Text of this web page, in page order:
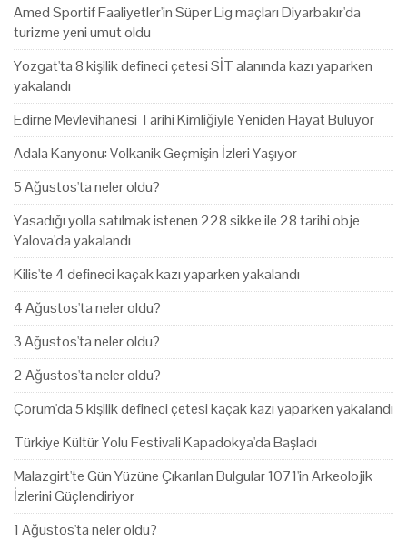
Amed Sportif Faaliyetler'in Süper Lig maçları Diyarbakır'da
turizme yeni umut oldu
Yozgat'ta 8 kişilik defineci çetesi SİT alanında kazı yaparken
yakalandı
Edirne Mevlevihanesi Tarihi Kimliğiyle Yeniden Hayat Buluyor
Adala Kanyonu: Volkanik Geçmişin İzleri Yaşıyor
5 Ağustos'ta neler oldu?
Yasadığı yolla satılmak istenen 228 sikke ile 28 tarihi obje
Yalova'da yakalandı
Kilis'te 4 defineci kaçak kazı yaparken yakalandı
4 Ağustos'ta neler oldu?
3 Ağustos'ta neler oldu?
2 Ağustos'ta neler oldu?
Çorum'da 5 kişilik defineci çetesi kaçak kazı yaparken yakalandı
Türkiye Kültür Yolu Festivali Kapadokya'da Başladı
Malazgirt'te Gün Yüzüne Çıkarılan Bulgular 1071'in Arkeolojik
İzlerini Güçlendiriyor
1 Ağustos'ta neler oldu?